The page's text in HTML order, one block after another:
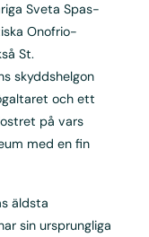
Sveta Spas-
Onofrio-
St.
skyddshelgon
och ett
på vars
med en fin
äldsta
sin ursprungliga